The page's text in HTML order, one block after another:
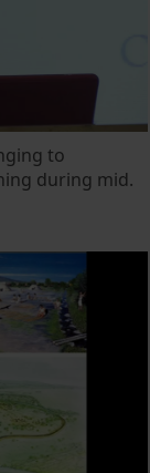
to
during mid.